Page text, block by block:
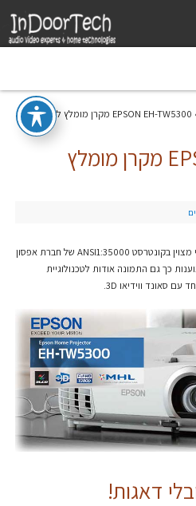
» EPSON EH-TW5300 מקרן מומלץ לקולנוע
EPSON EH-TW5300 מקרן מומלץ
זה לא מקרן רגיל אלא מקרן קולנוע ביתי מצוין בקונטרסט ANSI1:35000 של חברת אפסון
כך גם התמונה אודות לטכנולוגיית
דאגות!